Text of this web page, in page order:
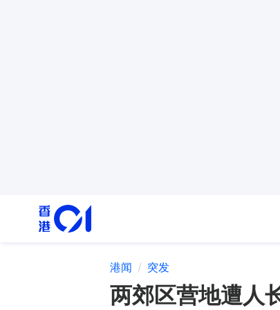
港闻 突发
两郊区营地遭